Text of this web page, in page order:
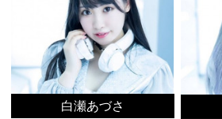
白瀬あづさ